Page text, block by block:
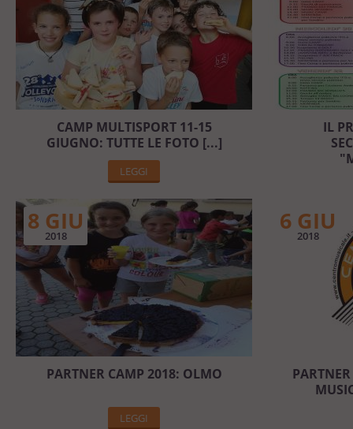
CAMP MULTISPORT 11-15
GIUGNO: TUTTE LE FOTO [...]
LEGGI
IL
8 GIU
2018
PARTNER CAMP 2018: OLMO
LEGGI
6 GIU
2018